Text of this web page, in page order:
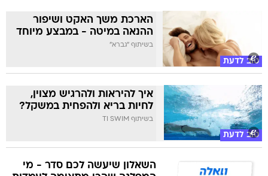
טוב לדעת
הארכת משך האקט ושיפור
ההנאה במיטה - במבצע מיוחד
בשיתוף "גברא"
טוב לדעת
איך להיראות ולהרגיש מצוין,
לחיות בריא ולהפחית במשקל?
בשיתוף TI SWIM
השאלון שיעשה לכם סדר - מי